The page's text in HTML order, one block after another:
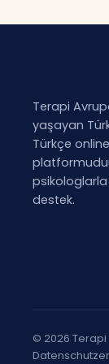
Terapi
yaşayan
Türkçe
destek.
© 2026